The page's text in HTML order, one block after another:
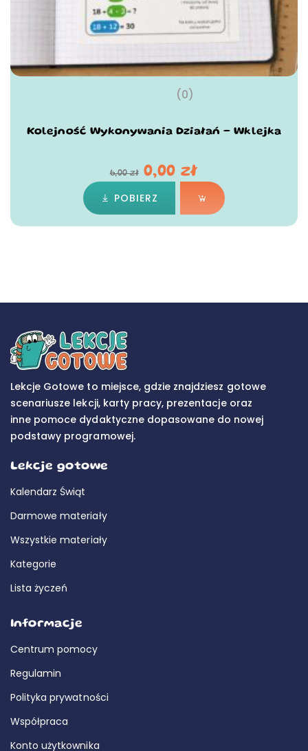
(0)
Kolejność Wykonywania Działań – Wklejka
6,00zł 0,00zł
POBIERZ
Lekcje Gotowe to miejsce, gdzie znajdziesz gotowe
scenariusze lekcji, karty pracy, prezentacje oraz
inne pomoce dydaktyczne dopasowane do nowej
podstawy programowej.
Lekcje gotowe
Kalendarz Świąt
Darmowe materiały
Wszystkie materiały
Kategorie
Lista życzeń
Informacje
Centrum pomocy
Regulamin
Polityka prywatności
Współpraca
Konto użytkownika